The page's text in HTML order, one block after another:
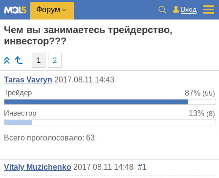
Форум Вход
Чем вы занимаетесь трейдерство,
инвестор???
1 2
Taras Vavryn 2017.08.11 14:43
Трейдер
87% (55)
Инвестор 13% (8)
Всего проголосовало: 63
Vitaly Muzichenko 2017.08.11 14:48 #1